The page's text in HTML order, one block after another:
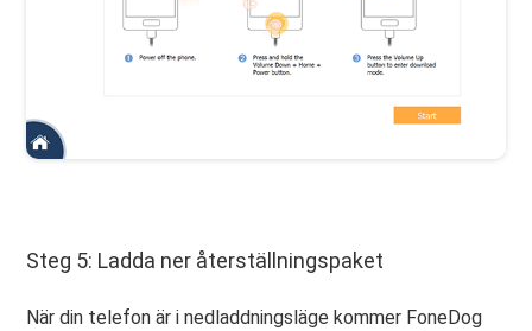
Steg 5: Ladda ner återställningspaket
När din telefon är i nedladdningsläge kommer FoneDog